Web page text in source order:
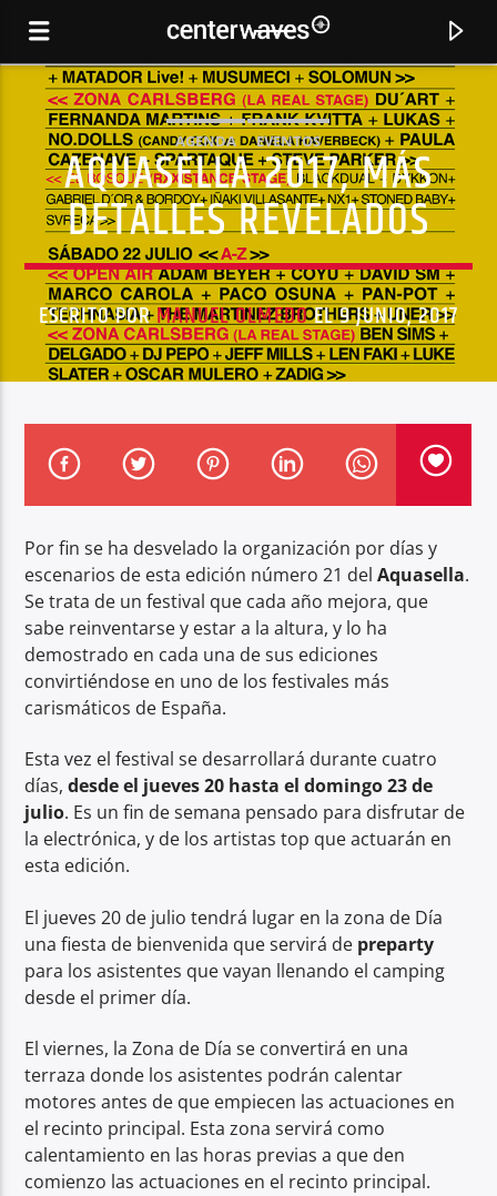
JIMPSTER REMIX
BUTCH & C.VOGT, VOGUE
Center Waves
AGENDA EVENTOS
AQUASELLA 2017, MÁS
DETALLES REVELADOS
ESCRITO PORMANUEL OLMEDOEL 9 JUNIO, 2017
Por fin se ha desvelado la organización por días y
escenarios de esta edición número 21 delAquasella.
Se trata de un festival que cada año mejora, que
sabe reinventarse y estar a la altura, y lo ha
demostrado en cada una de sus ediciones
convirtiéndose en uno de los festivales más
carismáticos de España.
Esta vez el festival se desarrollará durante cuatro
días,desde el jueves 20 hasta el domingo 23 de
julio. Es un fin de semana pensado para disfrutar de
la electrónica, y de los artistas top que actuarán en
esta edición.
El jueves 20 de julio tendrá lugar en la zona de Día
una fiesta de bienvenida que servirá de preparty
para los asistentes que vayan llenando el camping
desde el primer día.
El viernes, la Zona de Día se convertirá en una
terraza donde los asistentes podrán calentar
motores antes de que empiecen las actuaciones en
el recinto principal. Esta zona servirá como
calentamiento en las horas previas a que den
comienzo las actuaciones en el recinto principal.